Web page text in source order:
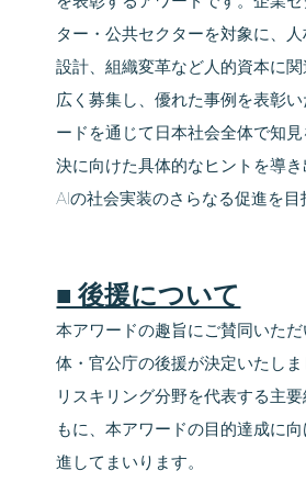
ター・公共セクターを対象に、
設計、組織変革など人的資本に
広く募集し、優れた事例を表彰
ードを通じて日本社会全体で知
決に向けた具体的なヒントを導
AIの社会実装のさらなる促進を目
■ 後援について
本アワードの趣旨にご賛同いた
体・官公庁の後援が決定いたしま
リスキリング分野を代表する主
もに、本アワードの目的達成に
進してまいります。